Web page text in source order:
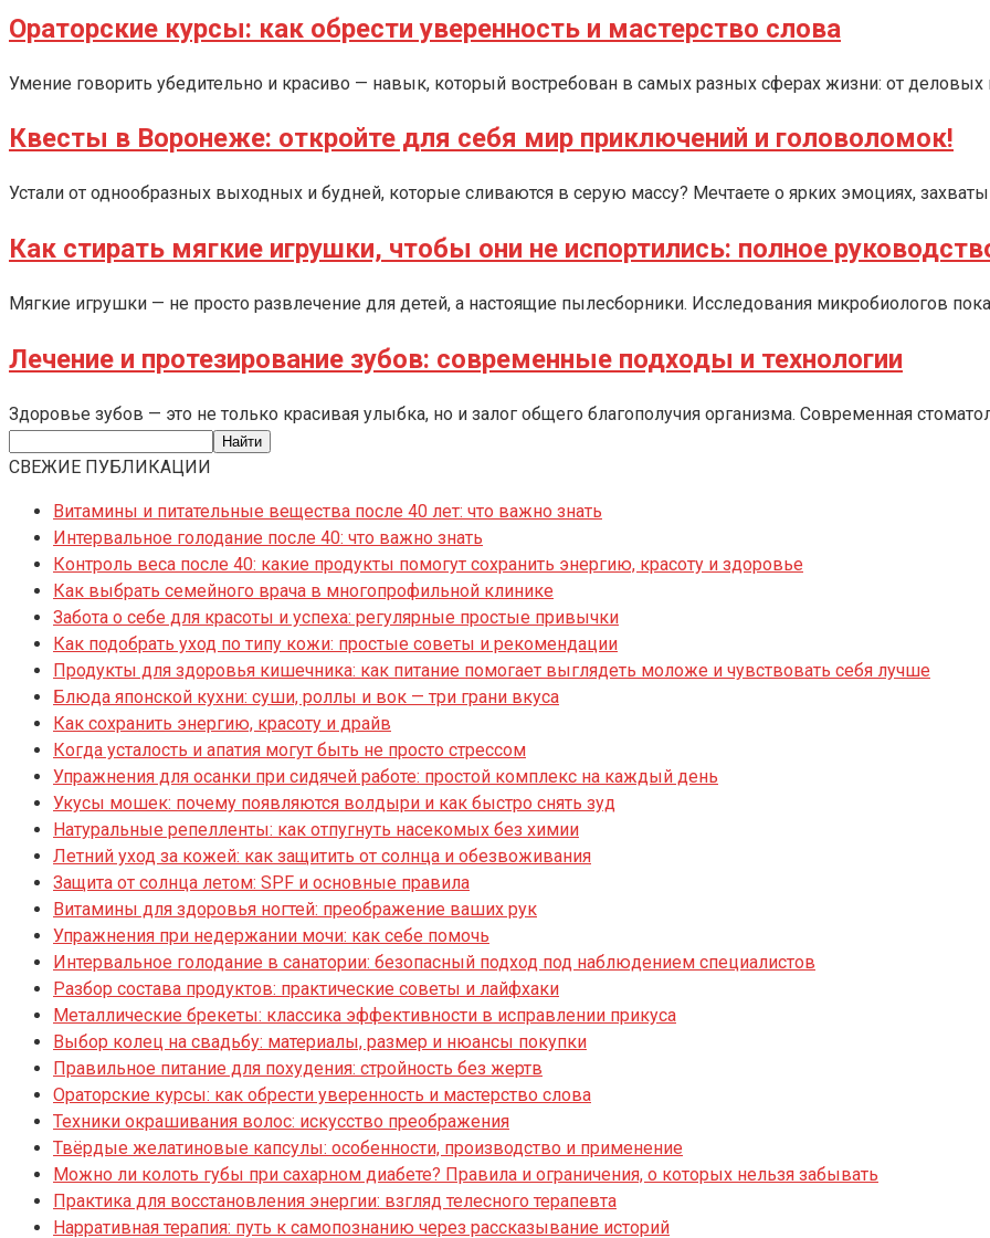
Ораторские курсы: как обрести уверенность и мастерство слова
Умение говорить убедительно и красиво — навык, который востребован в самых разных сферах жизни: от деловых
Квесты в Воронеже: откройте для себя мир приключений и головоломок!
Устали от однообразных выходных и будней, которые сливаются в серую массу? Мечтаете о ярких эмоциях,
Как стирать мягкие игрушки, чтобы они не испортились: полное
Мягкие игрушки — не просто развлечение для детей, а настоящие пылесборники. Исследования микробиологов
Лечение и протезирование зубов: современные подходы и технологии
Здоровье зубов — это не только красивая улыбка, но и залог общего благополучия организма. Современная
СВЕЖИЕ ПУБЛИКАЦИИ
Витамины и питательные вещества после 40 лет: что важно знать
Интервальное голодание после 40: что важно знать
Контроль веса после 40: какие продукты помогут сохранить энергию, красоту и здоровье
Как выбрать семейного врача в многопрофильной клинике
Забота о себе для красоты и успеха: регулярные простые привычки
Как подобрать уход по типу кожи: простые советы и рекомендации
Продукты для здоровья кишечника: как питание помогает выглядеть моложе и чувствовать себя лучше
Блюда японской кухни: суши, роллы и вок — три грани вкуса
Как сохранить энергию, красоту и драйв
Когда усталость и апатия могут быть не просто стрессом
Упражнения для осанки при сидячей работе: простой комплекс на каждый день
Укусы мошек: почему появляются волдыри и как быстро снять зуд
Натуральные репелленты: как отпугнуть насекомых без химии
Летний уход за кожей: как защитить от солнца и обезвоживания
Защита от солнца летом: SPF и основные правила
Витамины для здоровья ногтей: преображение ваших рук
Упражнения при недержании мочи: как себе помочь
Интервальное голодание в санатории: безопасный подход под наблюдением специалистов
Разбор состава продуктов: практические советы и лайфхаки
Металлические брекеты: классика эффективности в исправлении прикуса
Выбор колец на свадьбу: материалы, размер и нюансы покупки
Правильное питание для похудения: стройность без жертв
Ораторские курсы: как обрести уверенность и мастерство слова
Техники окрашивания волос: искусство преображения
Твёрдые желатиновые капсулы: особенности, производство и применение
Можно ли колоть губы при сахарном диабете? Правила и ограничения, о которых нельзя забывать
Практика для восстановления энергии: взгляд телесного терапевта
Нарративная терапия: путь к самопознанию через рассказывание историй